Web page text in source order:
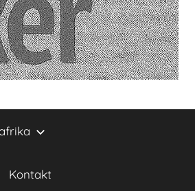
Kontakt